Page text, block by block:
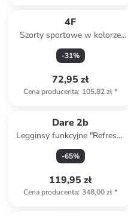
4F
Szorty sportowe w kolorze
różowym
-31%
72,95 zł
Cena producenta: 105,82 zł*
Dare 2b
Legginsy funkcyjne "Refresh"
w kolorze szarobrązowym
-65%
119,95 zł
Cena producenta: 348,00 zł*